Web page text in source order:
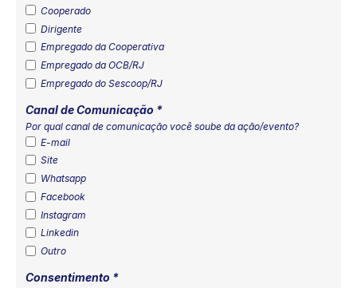
Cooperado
Dirigente
Empregado da Cooperativa
Empregado da OCB/RJ
Empregado do Sescoop/RJ
Canal de Comunicação *
Por qual canal de comunicação você soube da ação/evento?
E-mail
Site
Whatsapp
Facebook
Instagram
Linkedin
Outro
Consentimento *